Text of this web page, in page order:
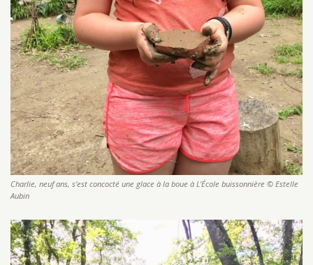
Charlie, neuf ans, s’est concocté une glace à la boue à L’École buissonnière © Estelle
Aubin